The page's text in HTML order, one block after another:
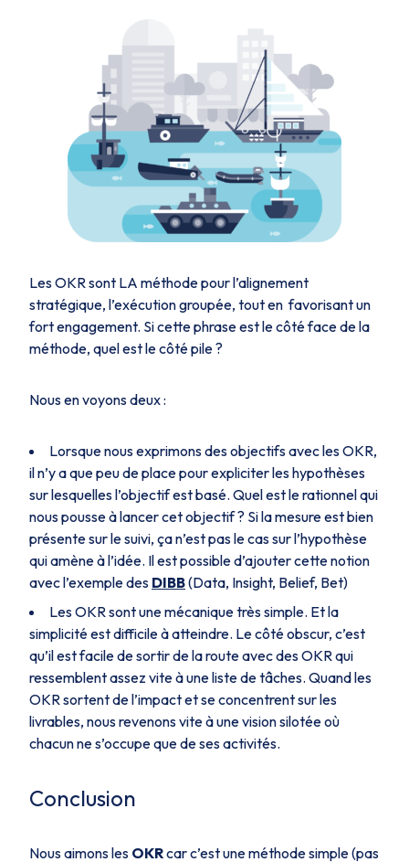
Les OKR sont LA méthode pour l’alignement
stratégique, l’exécution groupée, tout en favorisant un
fort engagement. Si cette phrase est le côté face de la
méthode, quel est le côté pile ?
Nous en voyons deux :
Lorsque nous exprimons des objectifs avec les OKR,
il n’y a que peu de place pour expliciter les hypothèses
sur lesquelles l’objectif est basé. Quel est le rationnel qui
nous pousse à lancer cet objectif ? Si la mesure est bien
présente sur le suivi, ça n’est pas le cas sur l’hypothèse
qui amène à l’idée. Il est possible d’ajouter cette notion
avec l’exemple des DIBB(Data, Insight, Belief, Bet)
Les OKR sont une mécanique très simple. Et la
simplicité est difficile à atteindre. Le côté obscur, c’est
qu’il est facile de sortir de la route avec des OKR qui
ressemblent assez vite à une liste de tâches. Quand les
OKR sortent de l’impact et se concentrent sur les
livrables, nous revenons vite à une vision silotée où
chacun ne s’occupe que de ses activités.
Conclusion
Nous aimons les OKRcar c’est une méthode simple (pas